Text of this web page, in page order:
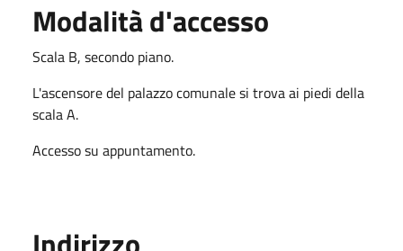
Modalità d'accesso
Scala B, secondo piano.
L'ascensore del palazzo comunale si trova ai piedi della
scala A.
Accesso su appuntamento.